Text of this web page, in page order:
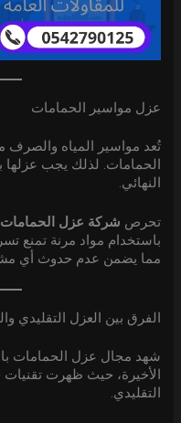
عزل مواسير الحمامات
تُعد مواسير المياه
الحمامات. لذلك يجب
النهائي.
تحرص شركة عزل الحمامات
باستخدام مواد مرنة تمنع
مما يضمن عدم حدوث أي
الفرق بين العزل التقليدي
شهد مجال عزل الحمامات
الأخيرة، حيث ظهرت تقنيات
التقليدي.